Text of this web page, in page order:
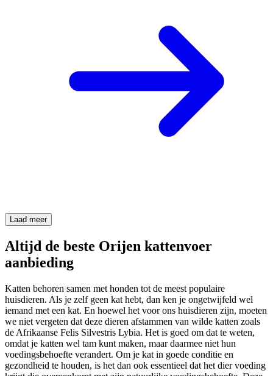
Laad meer
Altijd de beste Orijen kattenvoer
aanbieding
Katten behoren samen met honden tot de meest populaire
huisdieren. Als je zelf geen kat hebt, dan ken je ongetwijfeld wel
iemand met een kat. En hoewel het voor ons huisdieren zijn, moeten
we niet vergeten dat deze dieren afstammen van wilde katten zoals
de Afrikaanse Felis Silvestris Lybia. Het is goed om dat te weten,
omdat je katten wel tam kunt maken, maar daarmee niet hun
voedingsbehoefte verandert. Om je kat in goede conditie en
gezondheid te houden, is het dan ook essentieel dat het dier voeding